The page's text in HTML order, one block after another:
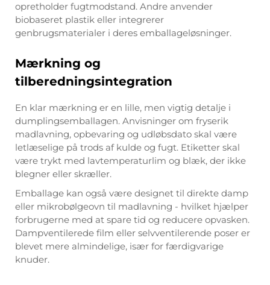
opretholder fugtmodstand. Andre anvender
biobaseret plastik eller integrerer
genbrugsmaterialer i deres emballageløsninger.
Mærkning og
tilberedningsintegration
En klar mærkning er en lille, men vigtig detalje i
dumplingsemballagen. Anvisninger om fryserik
madlavning, opbevaring og udløbsdato skal være
letlæselige på trods af kulde og fugt. Etiketter skal
være trykt med lavtemperaturlim og blæk, der ikke
blegner eller skræller.
Emballage kan også være designet til direkte damp
eller mikrobølgeovn til madlavning - hvilket hjælper
forbrugerne med at spare tid og reducere opvasken.
Dampventilerede film eller selvventilerende poser er
blevet mere almindelige, især for færdigvarige
knuder.